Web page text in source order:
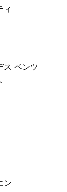
ィ
ス ベンツ
ン